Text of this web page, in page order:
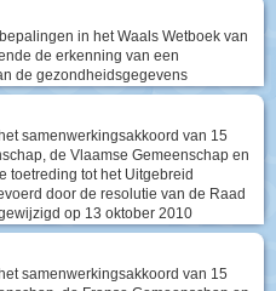
in het Waals Wetboek van
de erkenning van een
de gezondheidsgegevens
samenwerkingsakkoord van 15
de Vlaamse Gemeenschap en
toetreding tot het Uitgebreid
door de resolutie van de Raad
op 13 oktober 2010
samenwerkingsakkoord van 15